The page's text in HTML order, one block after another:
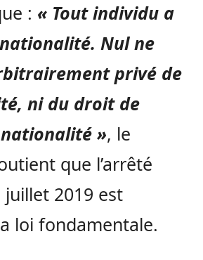
: « Tout individu a
Nul ne
privé de
ni du droit de
», le
que l’arrêté
juillet 2019 est
loi fondamentale.